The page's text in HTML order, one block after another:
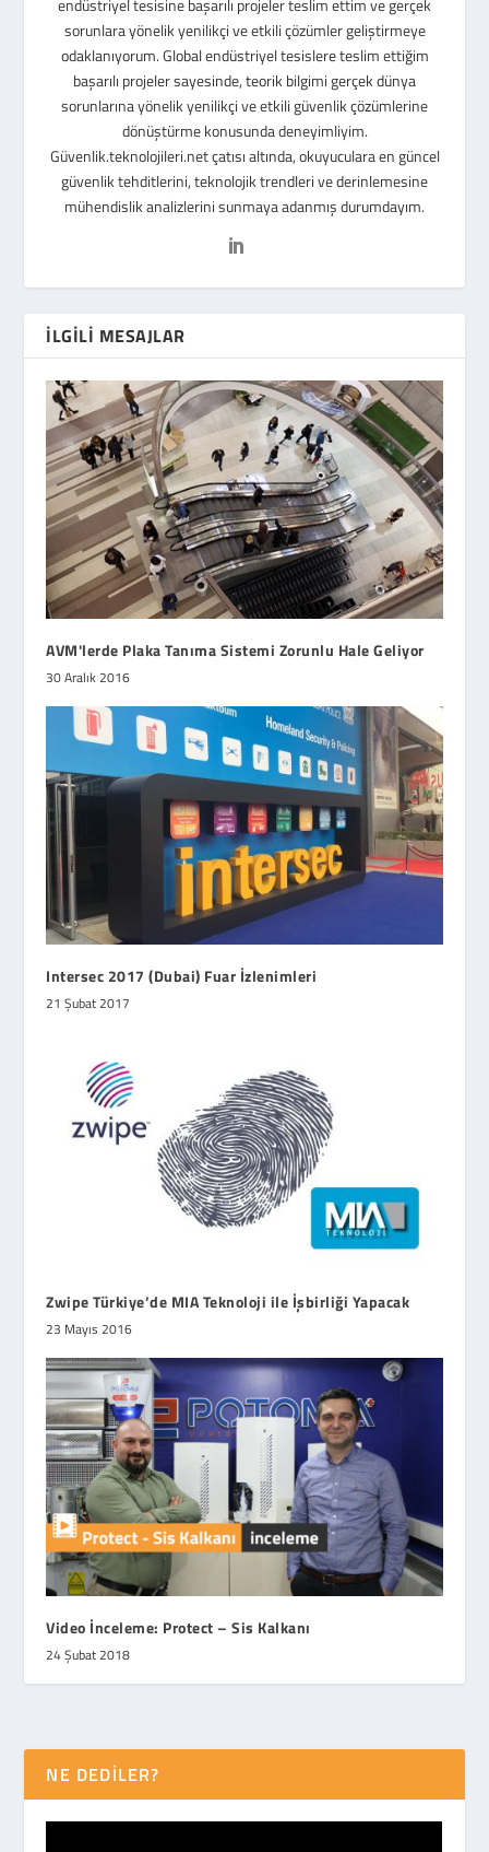
endüstriyel tesisine başarılı projeler teslim ettim ve gerçek
sorunlara yönelik yenilikçi ve etkili çözümler geliştirmeye
odaklanıyorum. Global endüstriyel tesislere teslim ettiğim
başarılı projeler sayesinde, teorik bilgimi gerçek dünya
sorunlarına yönelik yenilikçi ve etkili güvenlik çözümlerine
dönüştürme konusunda deneyimliyim.
Güvenlik.teknolojileri.net çatısı altında, okuyuculara en güncel
güvenlik tehditlerini, teknolojik trendleri ve derinlemesine
mühendislik analizlerini sunmaya adanmış durumdayım.
İLGILI MESAJLAR
AVM'lerde Plaka Tanıma Sistemi Zorunlu Hale Geliyor
30 Aralık 2016
Intersec 2017 (Dubai) Fuar İzlenimleri
21 Şubat 2017
Zwipe Türkiye’de MIA Teknoloji ile İşbirliği Yapacak
23 Mayıs 2016
Video İnceleme: Protect – Sis Kalkanı
24 Şubat 2018
NE DEDİLER?